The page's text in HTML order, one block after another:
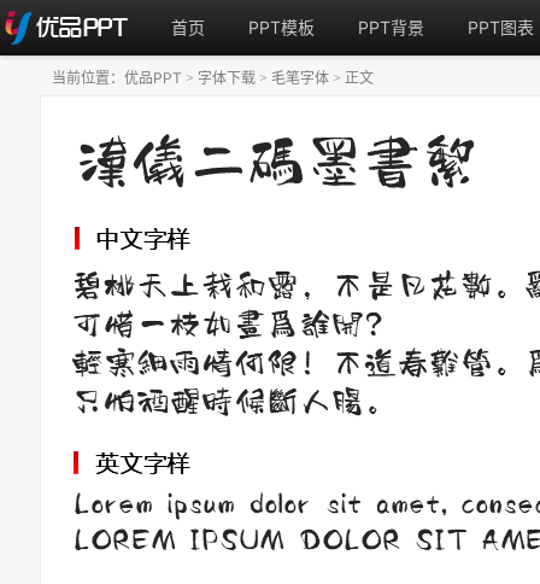
首页 PPT模板 PPT背景 PPT图表
当前位置： 优品PPT > 字体下载 > 毛笔字体 > 正文